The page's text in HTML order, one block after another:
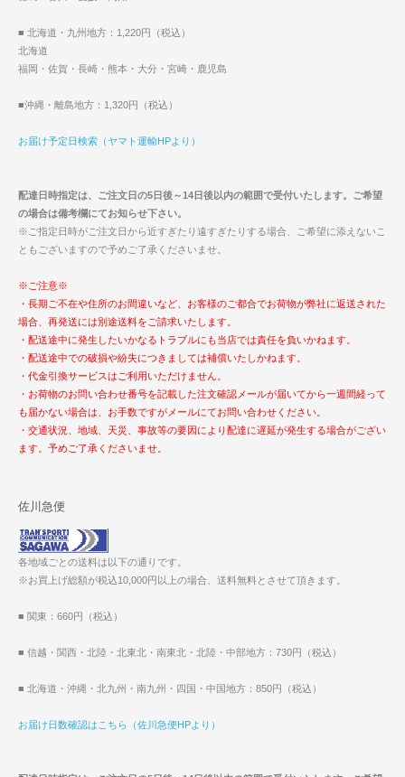
■ 北海道・九州地方：1,220円（税込）
北海道
福岡・佐賀・長崎・熊本・大分・宮崎・鹿児島
■沖縄・離島地方：1,320円（税込）
お届け予定日検索（ヤマト運輸HPより）
配達日時指定は、ご注文日の5日後～14日後以内の範囲で受付いたします。ご希望
の場合は備考欄にてお知らせ下さい。
※ご指定日時がご注文日から近すぎたり遠すぎたりする場合、ご希望に添えないこ
ともございますので予めご了承くださいませ。
※ご注意※
・長期ご不在や住所のお間違いなど、お客様のご都合でお荷物が弊社に返送された
場合、再発送には別途送料をご請求いたします。
・配送途中に発生したいかなるトラブルにも当店では責任を負いかねます。
・配送途中での破損や紛失につきましては補償いたしかねます。
・代金引換サービスはご利用いただけません。
・お荷物のお問い合わせ番号を記載した注文確認メールが届いてから一週間経って
も届かない場合は、お手数ですがメールにてお問い合わせください。
・交通状況、地域、天災、事故等の要因により配達に遅延が発生する場合がござい
ます。予めご了承くださいませ。
佐川急便
各地域ごとの送料は以下の通りです。
※お買上げ総額が税込10,000円以上の場合、送料無料とさせて頂きます。
■ 関東：660円（税込）
■ 信越・関西・北陸・北東北・南東北・北陸・中部地方：730円（税込）
■ 北海道・沖縄・北九州・南九州・四国・中国地方：850円（税込）
お届け日数確認はこちら（佐川急便HPより）